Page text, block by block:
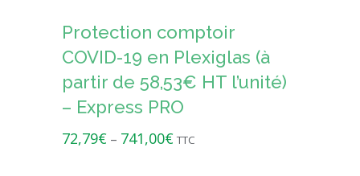
Protection comptoir
COVID-19 en Plexiglas (à
partir de 58,53€ HT l’unité)
– Express PRO
72,79€– 741,00€ TTC